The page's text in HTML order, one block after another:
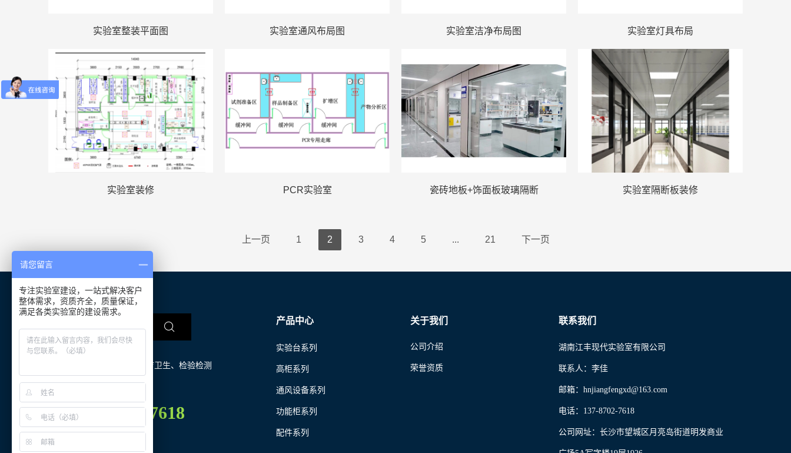
实验室整装平面图 实验室通风布局图 实验室洁净布局图 实验室灯具布局
实验室装修 PCR实验室 瓷砖地板+饰面板玻璃隔断 实验室隔断板装修
上一页 1 2 3 4 5 ... 21 下一页
医疗卫生、 检验检测
材料能源、矿冶化工
137-8702-7618
产品中心 关于我们 联系我们
实验台系列
高柜系列
通风设备系列
功能柜系列
配件系列
公司介绍
荣誉资质
湖南江丰现代实验室有限公司
联系人：李佳
邮箱：hnjiangfengxd@163.com
电话：137-8702-7618
公司网址：长沙市望城区月亮岛街道明发商业
请您留言
专注实验室建设，一站式解决客户
整体需求，资质齐全，质量保证，
满足各类实验室的建设需求。